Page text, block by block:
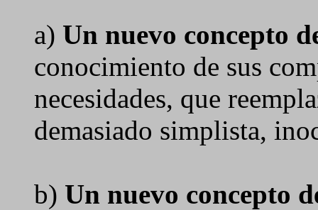
a) Un nuevo concepto
conocimiento de sus
necesidades, que
demasiado simplista,
b) Un nuevo concepto